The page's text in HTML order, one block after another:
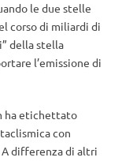
le due stelle
corso di miliardi di
della stella
l’emissione di
ha etichettato
con
A differenza di altri